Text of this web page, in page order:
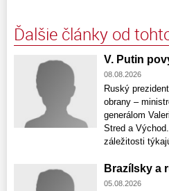
Ďalšie články od
V. Putin
08.08.2026
Ruský
obrany –
generálom
Stred a
záležitosti
Brazílsky a
05.08.2026